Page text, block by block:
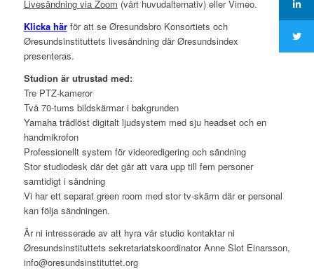
Livesändning via Zoom (vårt huvudalternativ) eller Vimeo.
Klicka härför att se Øresundsbro Konsortiets och
Øresundsinstituttets livesändning där Øresundsindex
presenteras.
Studion är utrustad med:
Tre PTZ-kameror
Två 70-tums bildskärmar i bakgrunden
Yamaha trådlöst digitalt ljudsystem med sju headset och en
handmikrofon
Professionellt system för videoredigering och sändning
Stor studiodesk där det går att vara upp till fem personer
samtidigt i sändning
Vi har ett separat green room med stor tv-skärm där er personal
kan följa sändningen.
Är ni intresserade av att hyra vår studio kontaktar ni
Øresundsinstituttets sekretariatskoordinator Anne Slot Einarsson,
info@oresundsinstituttet.org